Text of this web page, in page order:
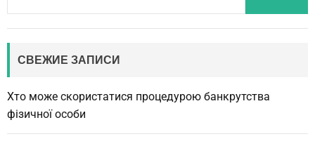
a
СВЕЖИЕ ЗАПИСИ
Хто може скористатися процедурою банкрутства
фізичної особи